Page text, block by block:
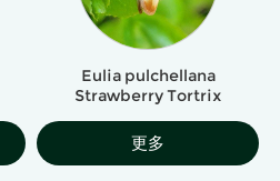
Eulia pulchellana
Strawberry Tortrix
更多